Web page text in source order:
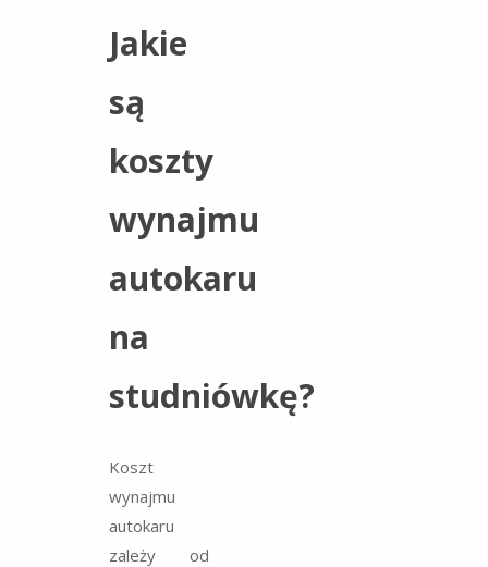
Jakie
są
koszty
wynajmu
autokaru
na
studniówkę?
Koszt
wynajmu
autokaru
zależy od